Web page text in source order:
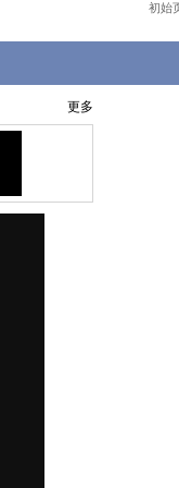
初始
更多